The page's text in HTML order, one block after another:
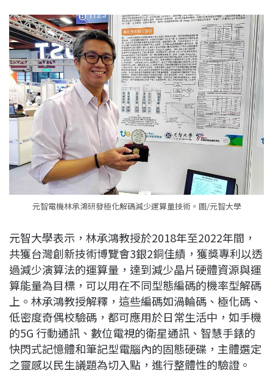
元智電機林承鴻研發極化解碼減少運算量技術。圖/元智大學
元智大學表示，林承鴻教授於2018年至2022年間，
共獲台灣創新技術博覽會3銀2銅佳績，獲獎專利以透
過減少演算法的運算量，達到減少晶片硬體資源與運
算能量為目標，可以用在不同型態編碼的機率型解碼
上。林承鴻教授解釋，這些編碼如渦輪碼、極化碼、
低密度奇偶校驗碼，都可應用於日常生活中，如手機
的5G 行動通訊、數位電視的衛星通訊、智慧手錶的
快閃式記憶體和筆記型電腦內的固態硬碟，主體選定
之靈感以民生議題為切入點，進行整體性的驗證。